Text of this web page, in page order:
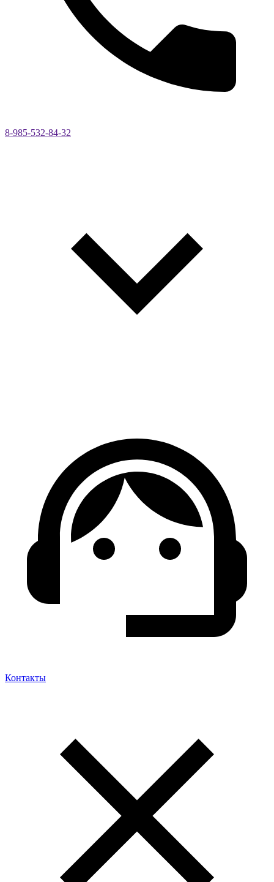
8-985-532-84-32
Контакты